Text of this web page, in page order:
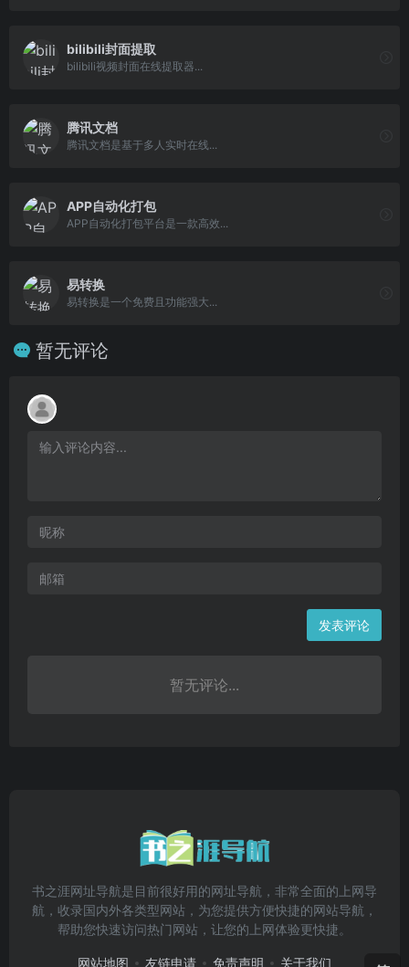
bilibili封面提取
bilibili视频封面在线提取器...
腾讯文档
腾讯文档是基于多人实时在线...
APP自动化打包
APP自动化打包平台是一款高效...
易转换
易转换是一个免费且功能强大...
暂无评论
发表评论
暂无评论...
书之涯网址导航是目前很好用的网址导航，非常全面的上网导
航，收录国内外各类型网站，为您提供方便快捷的网站导航，
帮助您快速访问热门网站，让您的上网体验更快捷。
网站地图 友链申请 免责声明 关于我们